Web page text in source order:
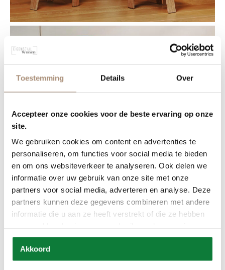
Toestemming Details Over
Accepteer onze cookies voor de beste ervaring op onze
site.
We gebruiken cookies om content en advertenties te
personaliseren, om functies voor social media te bieden
en om ons websiteverkeer te analyseren. Ook delen we
informatie over uw gebruik van onze site met onze
partners voor social media, adverteren en analyse. Deze
partners kunnen deze gegevens combineren met andere
informatie die u aan ze heeft verstrekt of die ze hebben
Akkoord